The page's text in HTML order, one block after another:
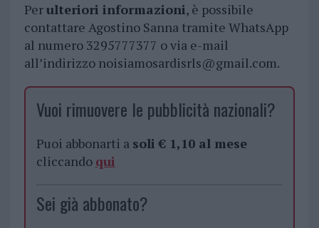
Perulteriori informazioni, è possibile
contattare Agostino Sanna tramite WhatsApp
al numero 3295777377 o via e-mail
all’indirizzo noisiamosardisrls@gmail.com.
Vuoi rimuovere le pubblicità nazionali?
Puoi abbonarti a soli € 1,10 al mese
cliccando qui
Sei già abbonato?